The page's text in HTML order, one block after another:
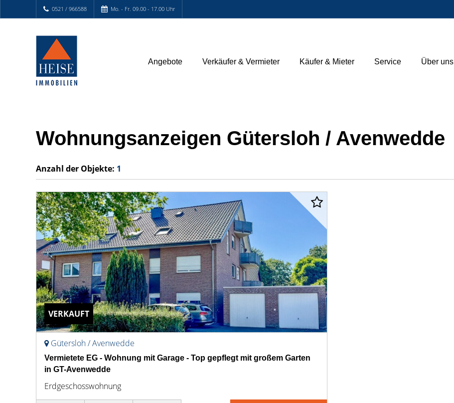
0521 / 966588 Mo. - Fr. 09.00 - 17.00 Uhr
Angebote Verkäufer & Vermieter Käufer & Mieter Service Über uns
Wohnungsanzeigen Gütersloh / Avenwedde
Anzahl der Objekte: 1
VERKAUFT
Gütersloh / Avenwedde
Vermietete EG - Wohnung mit Garage - Top gepflegt mit großem Garten
in GT-Avenwedde
Erdgeschosswohnung